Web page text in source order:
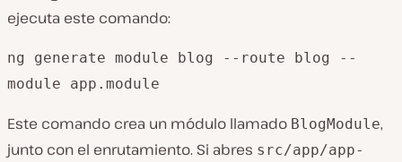
ejecuta este comando:
ng generate module blog --route blog --
module app.module
Este comando crea un módulo llamado BlogModule,
junto con el enrutamiento. Si abres src/app/app-